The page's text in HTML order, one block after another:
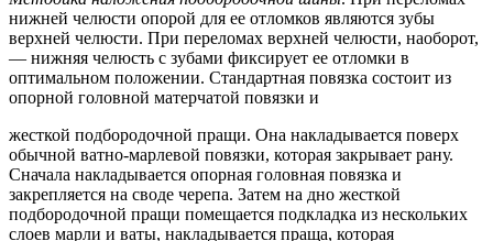
нижней челюсти опорой для ее отломков являются зубы
верхней челюсти. При переломах верхней челюсти, наоборот,
— нижняя челюсть с зубами фиксирует ее отломки в
оптимальном положении. Стандартная повязка состоит из
опорной головной матерчатой повязки и
жесткой подбородочной пращи. Она накладывается поверх
обычной ватно-марлевой повязки, которая закрывает рану.
Сначала накладывается опорная головная повязка и
закрепляется на своде черепа. Затем на дно жесткой
подбородочной пращи помещается подкладка из нескольких
слоев марли и ваты, накладывается праща, которая